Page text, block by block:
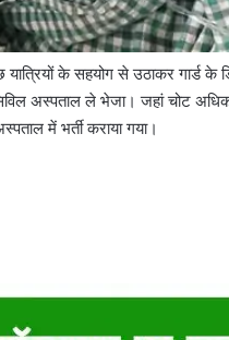
के सहयोग से उठाकर गार्ड के
अस्पताल ले भेजा। जहां चोट
में भर्ती कराया गया।